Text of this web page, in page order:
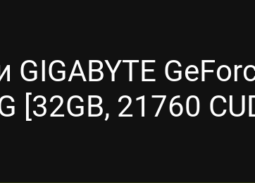
GIGABYTE
[32GB, 21760